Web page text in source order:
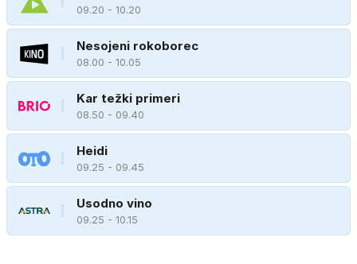
09.20 - 10.20
Nesojeni rokoborec
08.00 - 10.05
Kar težki primeri
08.50 - 09.40
Heidi
09.25 - 09.45
Usodno vino
09.25 - 10.15